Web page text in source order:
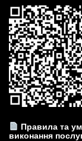
Правила та
виконання